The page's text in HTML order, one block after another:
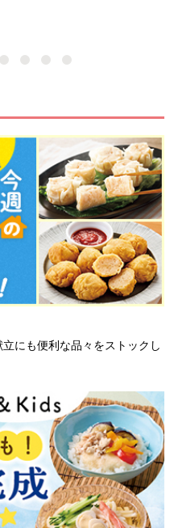
にも便利な品々をストックし